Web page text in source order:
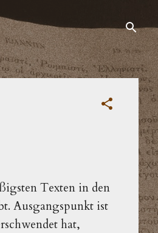
Texten in den
Ausgangspunkt ist
hat,